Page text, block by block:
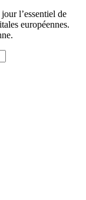
l’essentiel de
européennes.